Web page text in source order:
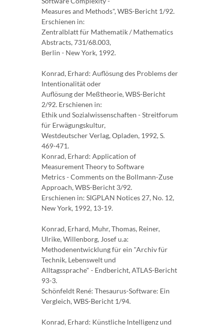
Measures and Methods", WBS-Bericht 1/92.
Erschienen in:
Zentralblatt für Mathematik / Mathematics
Abstracts, 731/68.003,
Berlin - New York, 1992.
Konrad, Erhard: Auflösung des Problems der
Intentionalität oder
Auflösung der Meßtheorie, WBS-Bericht
2/92. Erschienen in:
Ethik und Sozialwissenschaften - Streitforum
für Erwägungskultur,
Westdeutscher Verlag, Opladen, 1992, S.
469-471.
Konrad, Erhard: Application of
Measurement Theory to Software
Metrics - Comments on the Bollmann-Zuse
Approach, WBS-Bericht 3/92.
Erschienen in: SIGPLAN Notices 27, No. 12,
New York, 1992, 13-19.
Konrad, Erhard, Muhr, Thomas, Reiner,
Ulrike, Willenborg, Josef u.a:
Methodenentwicklung für ein "Archiv für
Technik, Lebenswelt und
Alltagssprache" - Endbericht, ATLAS-Bericht
93-3.
Schönfeldt René: Thesaurus-Software: Ein
Vergleich, WBS-Bericht 1/94.
Konrad, Erhard: Künstliche Intelligenz und